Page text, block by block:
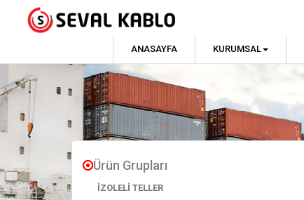
ANASAYFA KURUMSAL
Ürün Grupları
İZOLELİ TELLER